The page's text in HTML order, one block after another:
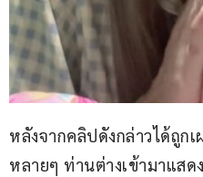
หลังจากคลิปดังกล่าวได้ถูก
หลายๆ ท่านต่างเข้ามาแส